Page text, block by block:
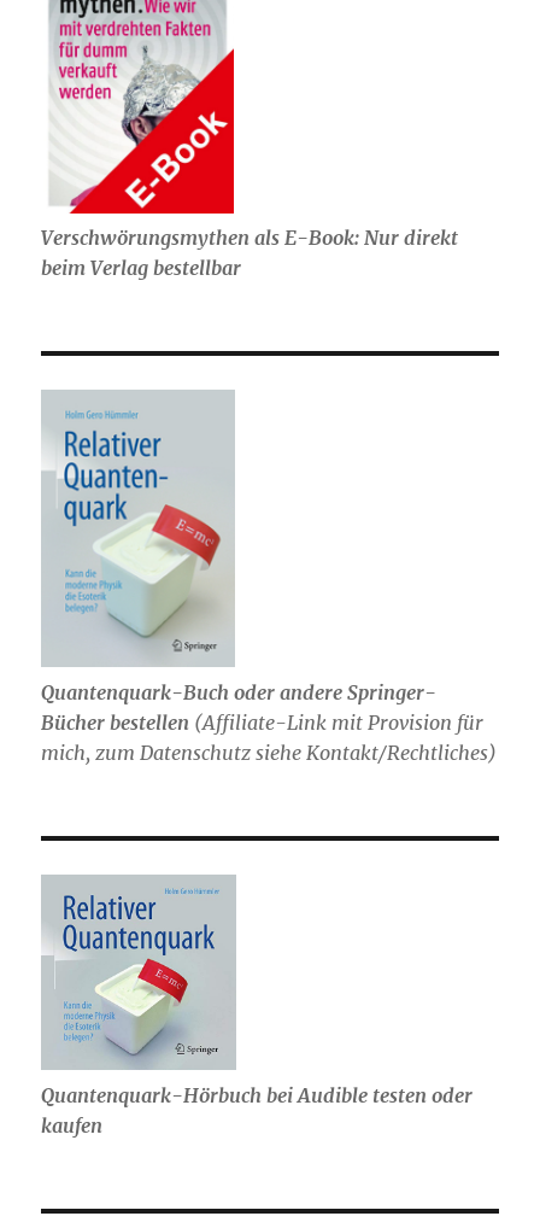
Verschwörungsmythen als E-Book: Nur direkt
beim Verlag bestellbar
Quantenquark-Buch oder andere Springer-
Bücher bestellen (Affiliate-Link mit Provision für
mich, zum Datenschutz siehe Kontakt/Rechtliches)
Quantenquark-Hörbuch bei Audible testen oder
kaufen